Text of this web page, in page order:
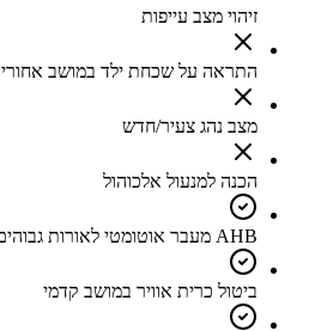
זיהוי מצב עייפות
התראה על שכחת ילד במושב אחורי
מצב נהג צעיר/חדש
הכנה למנעול אלכוהול
AHB מעבר אוטומטי לאורות גבוהים
ביטול כרית אוויר במושב קדמי